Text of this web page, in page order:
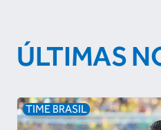
ÚLTIMAS
TIME BRASIL